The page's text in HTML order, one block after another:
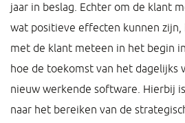
jaar in beslag. Echter om de klant
wat positieve effecten kunnen
met de klant meteen in het begin
hoe de toekomst van het dagelijks
nieuw werkende software. Hierbij
naar het bereiken van de